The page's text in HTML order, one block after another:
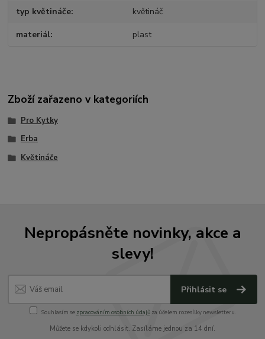
typ květináče květináč
materiál plast
Zboží zařazeno v kategoriích
Pro Kytky
Erba
Květináče
Nepropásněte novinky, akce a
slevy!
Přihlásit se
Souhlasím se zpracováním osobních údajůza účelem rozesílky newsletteru.
Můžete se kdykoli odhlásit. Zasíláme jednou za 14 dní.